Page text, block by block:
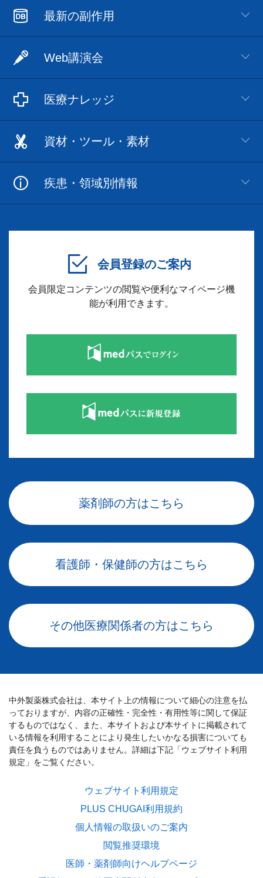
最新の副作用
Web講演会
医療ナレッジ
資材・ツール・素材
疾患・領域別情報
会員登録のご案内
会員限定コンテンツの閲覧や便利なマイページ機
能が利用できます。
薬剤師の方はこちら
看護師・保健師の方はこちら
その他医療関係者の方はこちら
中外製薬株式会社は、本サイト上の情報について細心の注意を払
っておりますが、内容の正確性・完全性・有用性等に関して保証
するものではなく、また、本サイトおよび本サイトに掲載されて
いる情報を利用することにより発生したいかなる損害についても
責任を負うものではありません。詳細は下記「ウェブサイト利用
規定」をご覧ください。
ウェブサイト利用規定
PLUS CHUGAI利用規約
個人情報の取扱いのご案内
閲覧推奨環境
医師・薬剤師向けヘルプページ